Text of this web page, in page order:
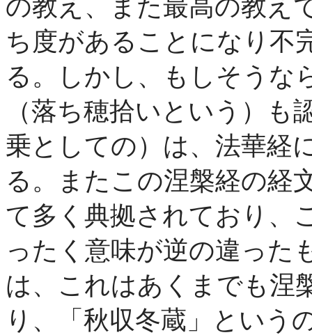
の教え、また最高の教え
ち度があることになり不
る。しかし、もしそうな
（落ち穂拾いという）
乗としての）は、法華経
る。またこの涅槃経の経
て多く典拠されており、
ったく意味が逆の違った
は、これはあくまでも涅
り、「秋収冬蔵」という